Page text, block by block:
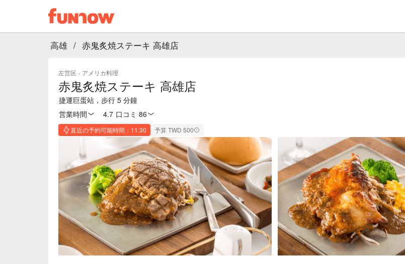
高雄 / 赤鬼炙焼ステーキ 高雄店
左営区 · アメリカ料理
赤鬼炙焼ステーキ 高雄店
捷運巨蛋站，步行 5 分鐘
営業時間
4.7 口コミ 86
直近の予約可能時間：11:30 予算 TWD 500